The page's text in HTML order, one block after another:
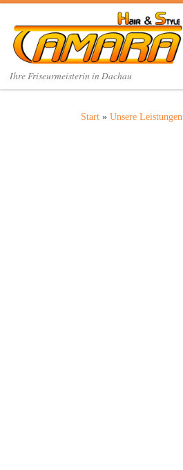
Ihre Friseurmeisterin in Dachau
Start » Unsere Leistungen